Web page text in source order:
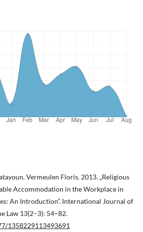
Vermeulen Floris. 2013. „Religious
Accommodation in the Workplace in
An Introduction”. International Journal of
Law 13(2–3): 54–82.
1358229113493691